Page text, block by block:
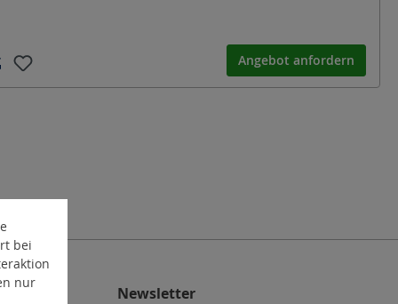
Angebot anfordern
Newsletter
bei
nur